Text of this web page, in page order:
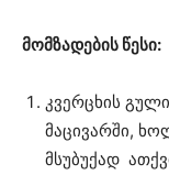
მომზადების წესი:
კვერცხის
მაცივარში,
მსუბუქად